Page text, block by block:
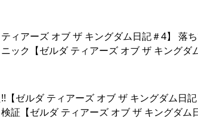
ィアーズ オブ ザ キングダム日記＃4】 落
ック【ゼルダ ティアーズ オブ ザ キングダ
ゼルダ ティアーズ オブ ザ キングダム日
証【ゼルダ ティアーズ オブ ザ キングダム